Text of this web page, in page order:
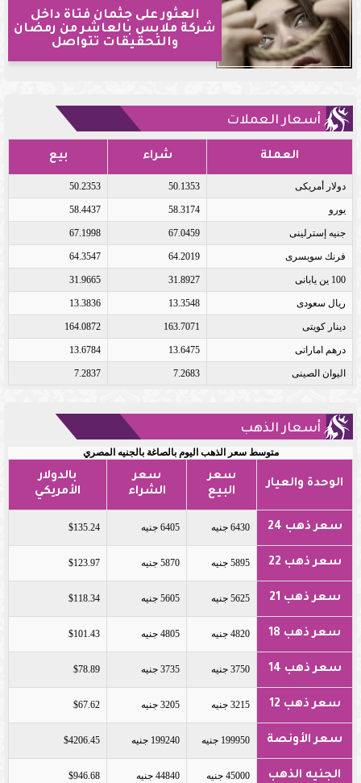
العثور على جثمان فتاة داخل
شركة ملابس بالعاشر من رمضان
والتحقيقات تتواصل
أسعار العملات
العملة شراء بيع
دولار أمريكى 50.1353
50.2353
يورو 58.3174
58.4437
جنيه إسترلينى 67.0459
67.1998
فرنك سويسرى 64.2019
64.3547
100 ين يابانى 31.8927
31.9665
ريال سعودى 13.3548
13.3836
دينار كويتى 163.7071
164.0872
درهم اماراتى 13.6475
13.6784
اليوان الصينى 7.2683
7.2837
أسعار الذهب
متوسط سعر الذهب اليوم بالصاغة بالجنيه المصري
الوحدة والعيار
سعر
البيع
سعر
الشراء
بالدولار
الأمريكي
سعر ذهب 24 6430 جنيه 6405 جنيه $135.24
سعر ذهب 22 5895 جنيه 5870 جنيه $123.97
سعر ذهب 21 5625 جنيه 5605 جنيه $118.34
سعر ذهب 18 4820 جنيه 4805 جنيه $101.43
سعر ذهب 14 3750 جنيه 3735 جنيه $78.89
سعر ذهب 12 3215 جنيه 3205 جنيه $67.62
سعر الأونصة 199950 جنيه 199240 جنيه $4206.45
الجنيه الذهب 45000 جنيه 44840 جنيه $946.68